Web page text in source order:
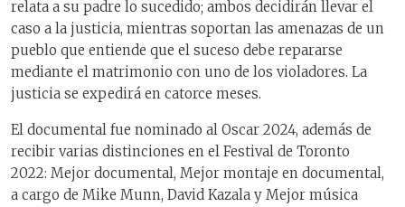
relata a su padre lo sucedido; ambos decidirán llevar el
caso a la justicia, mientras soportan las amenazas de un
pueblo que entiende que el suceso debe repararse
mediante el matrimonio con uno de los violadores. La
justicia se expedirá en catorce meses.
El documental fue nominado al Oscar 2024, además de
recibir varias distinciones en el Festival de Toronto
2022: Mejor documental, Mejor montaje en documental,
a cargo de Mike Munn, David Kazala y Mejor música